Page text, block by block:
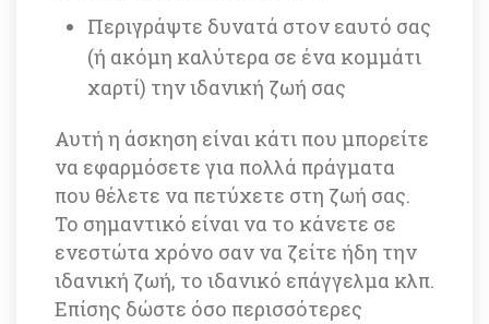
Περιγράψτε δυνατά στον εαυτό σας
(ή ακόμη καλύτερα σε ένα κομμάτι
χαρτί) την ιδανική ζωή σας
Αυτή η άσκηση είναι κάτι που μπορείτε
να εφαρμόσετε για πολλά πράγματα
που θέλετε να πετύχετε στη ζωή σας.
Το σημαντικό είναι να το κάνετε σε
ενεστώτα χρόνο σαν να ζείτε ήδη την
ιδανική ζωή, το ιδανικό επάγγελμα κλπ.
Επίσης δώστε όσο περισσότερες